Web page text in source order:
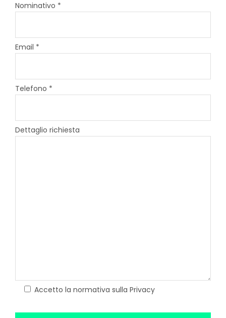
Nominativo *
Email *
Telefono *
Dettaglio richiesta
Accetto la normativa sulla Privacy